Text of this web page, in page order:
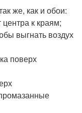
же, как и обои:
к краям;
выгнать воздух
поверх